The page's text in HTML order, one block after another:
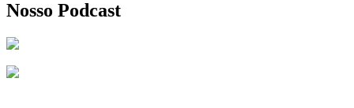
Nosso Podcast